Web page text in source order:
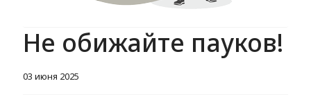
Не обижайте пауков!
03 июня 2025